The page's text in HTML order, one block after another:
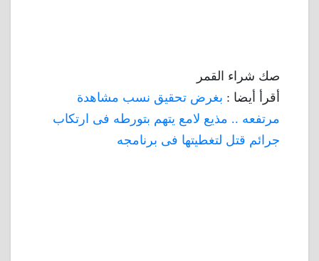
صك شراء القمر
أقرأ أيضا : بغرض تحقيق نسب مشاهدة
مرتفعه .. مذيع لامع يتهم بتورطه فى ارتكاب
جرائم قتل لتغطيتها فى برنامجه